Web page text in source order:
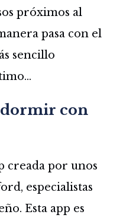
próximos al
pasa con el
sencillo
dormir con
creada por unos
especialistas
Esta app es